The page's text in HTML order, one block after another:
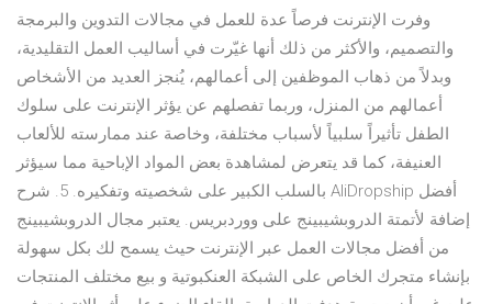
وفرت الإنترنت فرصاً عدة للعمل في مجالات التدوين والبرمجة
والتصميم، والأكثر من ذلك أنها غيّرت في أساليب العمل التقليدية،
وبدلاً من ذهاب الموظفين إلى أعمالهم، يُنجز العديد من الأشخاص
أعمالهم من المنزل، وربما تفصلهم عن يؤثر الإنترنت على سلوك
الطفل تأثيراً سلبياً لأسباب مختلفة، وخاصة عند ممارسته للألعاب
العنيفة، كما قد يتعرض لمشاهدة بعض المواد الإباحية مما سيؤثر
بالسلب الكبير على شخصيته وتفكيره. 5. شرح AliDropship أفضل
إضافة لأتمتة الدروبشيبينج على ووردبريس. يعتبر مجال الدروبشيبينج
من أفضل مجالات العمل عبر الإنترنت حيث يسمح لك بكل سهولة
بإنشاء متجرك الخاص على الشبكة العنكبوتية و بيع مختلف المنتجات